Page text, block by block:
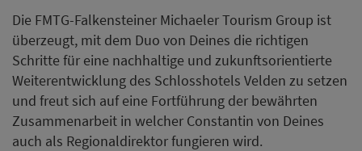
Die FMTG-Falkensteiner Michaeler Tourism Group ist
überzeugt, mit dem Duo von Deines die richtigen
Schritte für eine nachhaltige und zukunftsorientierte
Weiterentwicklung des Schlosshotels Velden zu setzen
und freut sich auf eine Fortführung der bewährten
Zusammenarbeit in welcher Constantin von Deines
auch als Regionaldirektor fungieren wird.